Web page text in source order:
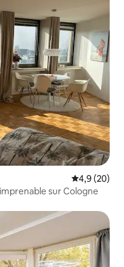
Évaluation
4,9 (20)
sur Cologne